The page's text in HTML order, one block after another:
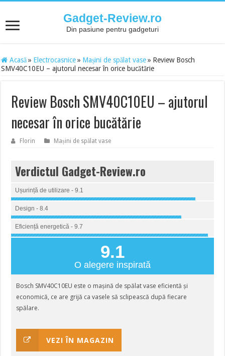
Gadget-Review.ro
Din pasiune pentru gadgeturi
Acasă » Electrocasnice » Mașini de spălat vase » Review Bosch
SMV40C10EU – ajutorul necesar în orice bucătărie
Review Bosch SMV40C10EU – ajutorul
necesar în orice bucătărie
Florin Mașini de spălat vase
Verdictul Gadget-Review.ro
Ușurință de utilizare - 9.1
Design - 8.4
Eficiență energetică - 9.7
9.1
O alegere inspirată
Bosch SMV40C10EU este o mașină de spălat vase eficientă și
economică, ce are grijă ca vasele să sclipească după fiecare
spălare.
VEZI ÎN MAGAZIN